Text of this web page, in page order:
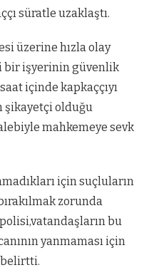
süratle uzaklaştı.
üzerine hızla olay
bir işyerinin güvenlik
içinde kapkaççıyı
şikayetçi olduğu
mahkemeye sevk
için suçluların
zorunda
bu
yanmaması için